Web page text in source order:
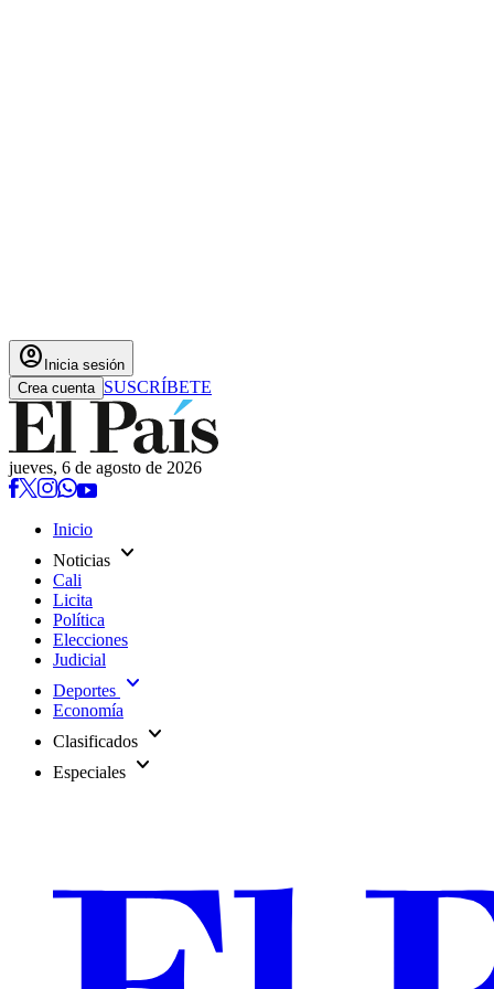
account_circle Inicia sesión
Crea cuenta SUSCRÍBETE
jueves, 6 de agosto de 2026
Inicio
Noticias expand_more
Cali
Licita
Política
Elecciones
Judicial
Deportes expand_more
Economía
Clasificados expand_more
Especiales expand_more